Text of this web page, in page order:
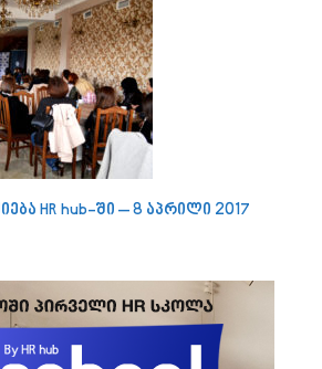
HR hub-ში – 8 აპრილი 2017